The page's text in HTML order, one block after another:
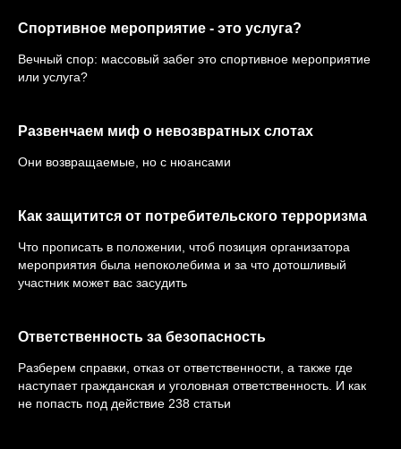
Спортивное мероприятие - это услуга?
Вечный спор: массовый забег это спортивное мероприятие
или услуга?
Развенчаем миф о невозвратных слотах
Они возвращаемые, но с нюансами
Как защитится от потребительского терроризма
Что прописать в положении, чтоб позиция организатора
мероприятия была непоколебима и за что дотошливый
участник может вас засудить
Ответственность за безопасность
Разберем справки, отказ от ответственности, а также где
наступает гражданская и уголовная ответственность. И как
не попасть под действие 238 статьи